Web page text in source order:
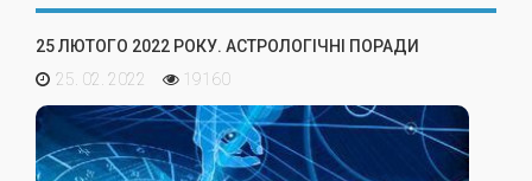
25 ЛЮТОГО 2022 РОКУ. АСТРОЛОГІЧНІ ПОРАДИ
25. 02. 2022
19160